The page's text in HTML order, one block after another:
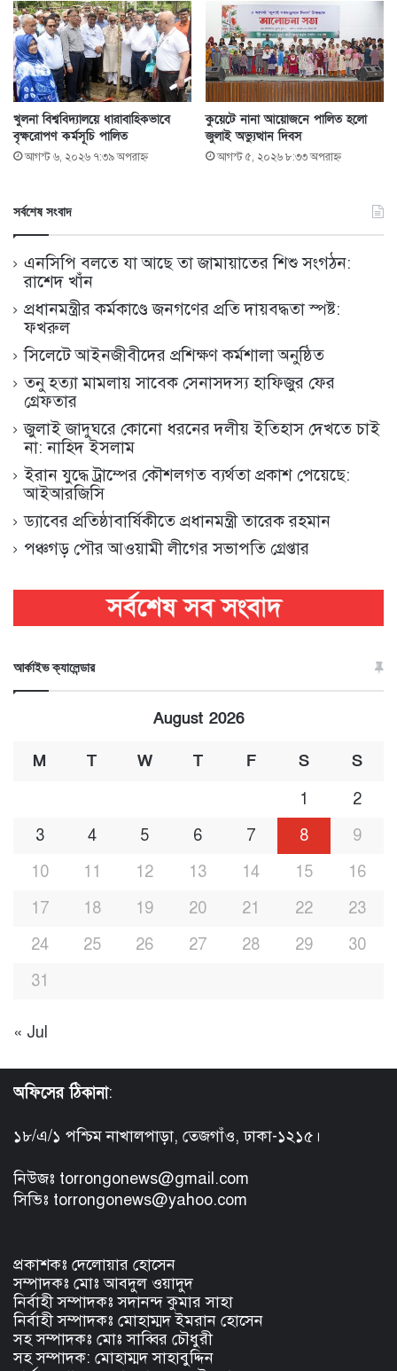
খুলনা বিশ্ববিদ্যালয়ে ধারাবাহিকভাবে
বৃক্ষরোপণ কর্মসূচি পালিত
আগস্ট ৬, ২০২৬ ৭:৩৯ অপরাহ্ণ
কুয়েটে নানা আয়োজনে পালিত হলো
জুলাই অভ্যুত্থান দিবস
আগস্ট ৫, ২০২৬ ৮:৩৩ অপরাহ্ণ
সর্বশেষ সংবাদ
এনসিপি বলতে যা আছে তা জামায়াতের শিশু সংগঠন:
রাশেদ খাঁন
প্রধানমন্ত্রীর কর্মকাণ্ডে জনগণের প্রতি দায়বদ্ধতা স্পষ্ট:
ফখরুল
সিলেটে আইনজীবীদের প্রশিক্ষণ কর্মশালা অনুষ্ঠিত
তনু হত্যা মামলায় সাবেক সেনাসদস্য হাফিজুর ফের
গ্রেফতার
জুলাই জাদুঘরে কোনো ধরনের দলীয় ইতিহাস দেখতে চাই
না: নাহিদ ইসলাম
ইরান যুদ্ধে ট্রাম্পের কৌশলগত ব্যর্থতা প্রকাশ পেয়েছে:
আইআরজিসি
ড্যাবের প্রতিষ্ঠাবার্ষিকীতে প্রধানমন্ত্রী তারেক রহমান
পঞ্চগড় পৌর আওয়ামী লীগের সভাপতি গ্রেপ্তার
আর্কাইভ ক্যালেন্ডার
August 2026
M T W T F S S
1
2
3
4 5 6 7 8
9
10
11 12 13 14 15
16
17
18 19 20 21 22
23
24
25 26 27 28 29
30
31
« Jul
অফিসের ঠিকানা:
১৮/এ/১ পশ্চিম নাখালপাড়া, তেজগাঁও, ঢাকা-১২১৫।
নিউজঃ torrongonews@gmail.com
সিভিঃ torrongonews@yahoo.com
প্রকাশকঃ দেলোয়ার হোসেন
সম্পাদকঃ মোঃ আবদুল ওয়াদুদ
নির্বাহী সম্পাদকঃ সদানন্দ কুমার সাহা
নির্বাহী সম্পাদকঃ মোহাম্মদ ইমরান হোসেন
সহ সম্পাদকঃ মোঃ সাব্বির চৌধুরী
সহ সম্পাদক: মোহাম্মদ সাহাবুদ্দিন